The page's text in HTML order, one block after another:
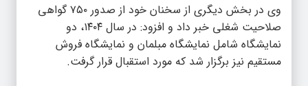
وی در بخش دیگری از سخنان خود از صدور ۷۵۰ گواهی
صلاحیت شغلی خبر داد و افزود: در سال ۱۴۰۴، دو
نمایشگاه شامل نمایشگاه مبلمان و نمایشگاه فروش
مستقیم نیز برگزار شد که مورد استقبال قرار گرفت.